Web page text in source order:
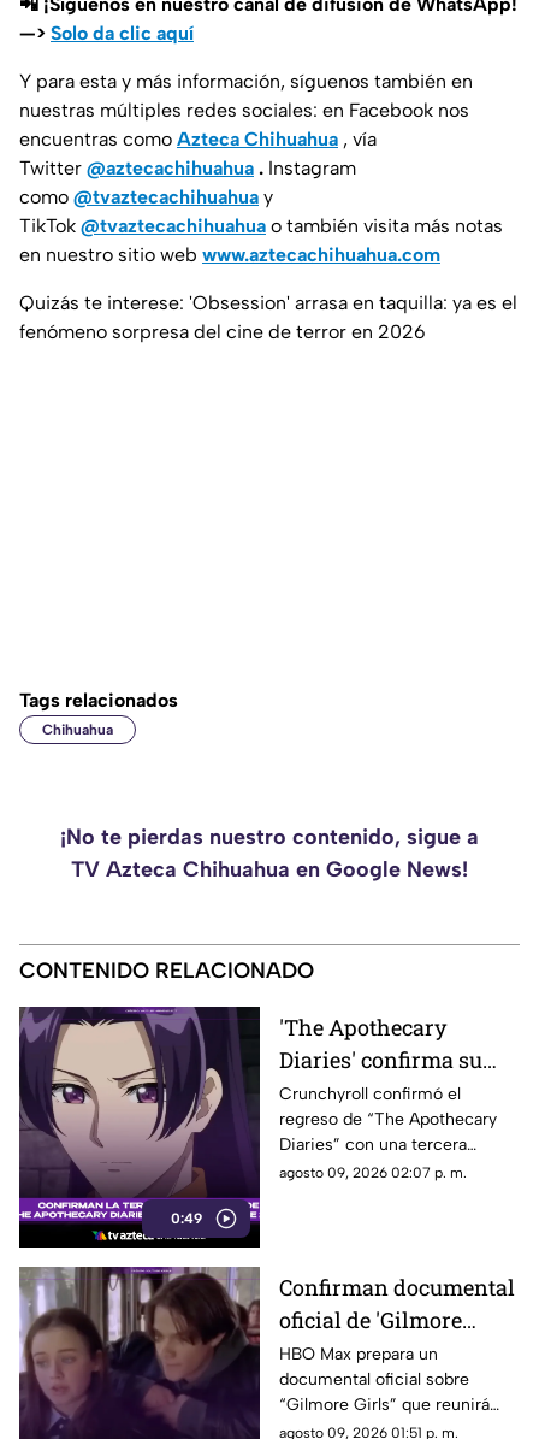
—> Solo da clic aquí
Y para esta y más información, síguenos también en
nuestras múltiples redes sociales: en Facebook nos
encuentras como Azteca Chihuahua , vía
Twitter @aztecachihuahua . Instagram
como @tvaztecachihuahua y
TikTok @tvaztecachihuahua o también visita más notas
en nuestro sitio web www.aztecachihuahua.com
Quizás te interese: 'Obsession' arrasa en taquilla: ya es el
fenómeno sorpresa del cine de terror en 2026
Tags relacionados
Chihuahua
¡No te pierdas nuestro contenido, sigue a
TV Azteca Chihuahua en Google News!
CONTENIDO RELACIONADO
0:49
'The Apothecary
Diaries' confirma su
temporada 3: el anime
regresará en octubre
Crunchyroll confirmó el
regreso de “The Apothecary
Diaries” con una tercera
temporada que llegará dividida
agosto 09, 2026 02:07 p. m.
Confirman documental
oficial de 'Gilmore
Girls' con material
inédito de la serie
HBO Max prepara un
documental oficial sobre
“Gilmore Girls” que reunirá
testimonios de sus
agosto 09, 2026 01:51 p. m.